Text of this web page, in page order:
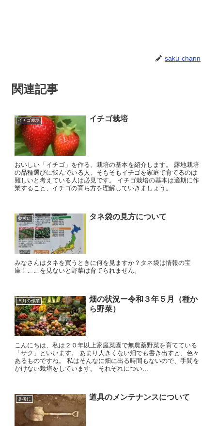
saku-chann
関連記事
イチゴ栽培 イチゴ栽培
おいしい「イチゴ」を作る、栽培の基本を紹介します。 露地栽培
の品種選びに悩んでいる人、そもそもイチゴを家庭で育てるのは
難しいと考えている人は必見です。 イチゴ栽培の基本は適期に作
業すること、イチゴの育ち方を理解していきましょう。
参考に タネ袋の見方について
みなさんはタネを買うときに何を見ますか？タネ袋は情報の宝
庫！ここを見ないと野菜は育てられません。
５月の作業
畑の状況ー令和３年５月（種か
ら野菜）
こんにちは、私は２０年以上家庭菜園で無農薬野菜を育てている
「サク」といいます。 あまり大きくない畑でも書き出すと、色々
あるものですね。 私はそんなに畑に出る時間もないので、手間を
かけない栽培をしています。 それぞれについ...
参考に 道具のメンテナンスについて